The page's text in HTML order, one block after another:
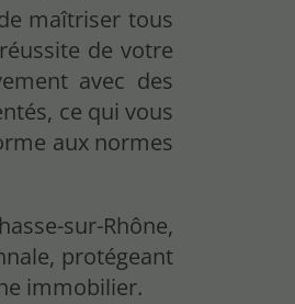
maîtriser tous
de votre
avec des
ce qui vous
aux normes
sur-Rhône,
protégeant
immobilier.